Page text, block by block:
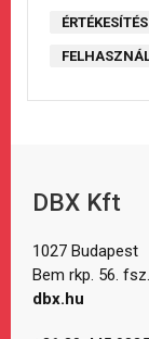
ÉRTÉKESÍTÉS
DBX Kft
1027 Budapest
Bem rkp. 56.
dbx.hu